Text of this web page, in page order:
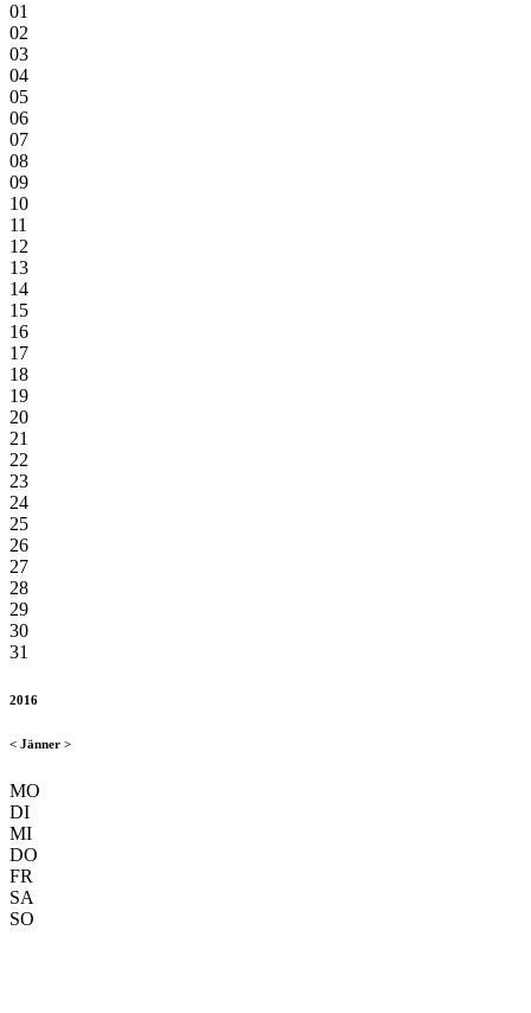
01
02
03
04
05
06
07
08
09
10
11
12
13
14
15
16
17
18
19
20
21
22
23
24
25
26
27
28
29
30
31
2016
< Jänner >
MO
DI
MI
DO
FR
SA
SO